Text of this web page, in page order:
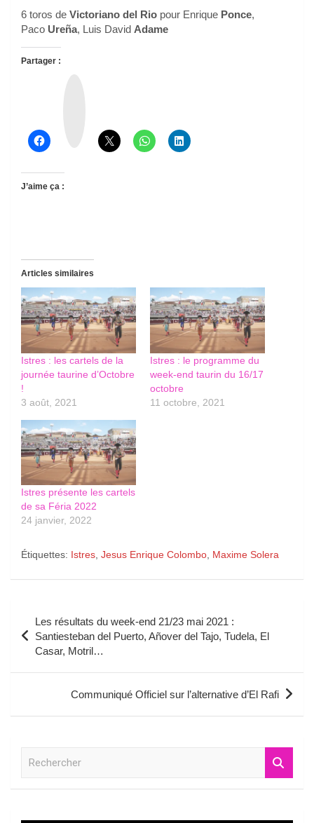
6 toros de Victoriano del Rio pour Enrique Ponce,
Paco Ureña, Luis David Adame
Partager :
J’aime ça :
Articles similaires
Istres : les cartels de la
journée taurine d’Octobre
!
3 août, 2021
Istres : le programme du
week-end taurin du 16/17
octobre
11 octobre, 2021
Istres présente les cartels
de sa Féria 2022
24 janvier, 2022
Étiquettes: Istres, Jesus Enrique Colombo, Maxime Solera
de
l’article
Les résultats du week-end 21/23 mai 2021 :
Santiesteban del Puerto, Añover del Tajo, Tudela, El
Casar, Motril…
Communiqué Officiel sur l’alternative d’El Rafi